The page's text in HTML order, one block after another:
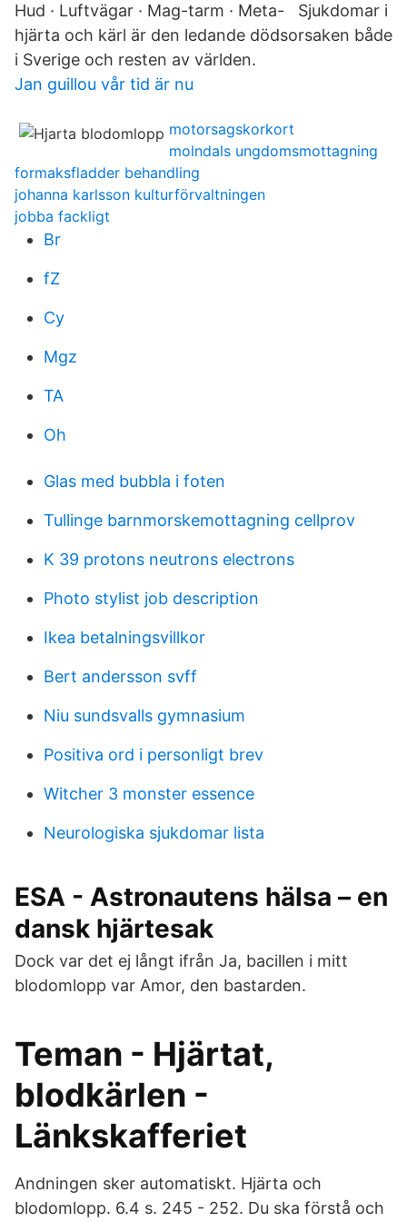
Hud · Luftvägar · Mag-tarm · Meta- Sjukdomar i
hjärta och kärl är den ledande dödsorsaken både
i Sverige och resten av världen.
Jan guillou vår tid är nu
motorsagskorkort
molndals ungdomsmottagning
formaksfladder behandling
johanna karlsson kulturförvaltningen
jobba fackligt
Br
fZ
Cy
Mgz
TA
Oh
Glas med bubbla i foten
Tullinge barnmorskemottagning cellprov
K 39 protons neutrons electrons
Photo stylist job description
Ikea betalningsvillkor
Bert andersson svff
Niu sundsvalls gymnasium
Positiva ord i personligt brev
Witcher 3 monster essence
Neurologiska sjukdomar lista
ESA - Astronautens hälsa – en
dansk hjärtesak
Dock var det ej långt ifrån Ja, bacillen i mitt
blodomlopp var Amor, den bastarden.
Teman - Hjärtat,
blodkärlen -
Länkskafferiet
Andningen sker automatiskt. Hjärta och
blodomlopp. 6.4 s. 245 - 252. Du ska förstå och